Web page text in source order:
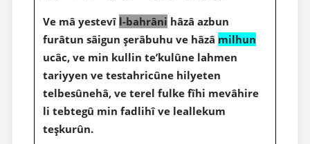
Ve mâ yestevî l-bahrâni hâzâ azbun
furâtun sâigun şerâbuhu ve hâzâ milhun
ucâc, ve min kullin te’kulûne lahmen
tariyyen ve testahricûne hilyeten
telbesûnehâ, ve terel fulke fîhi mevâhire
li tebtegû min fadlihî ve leallekum
teşkurûn.